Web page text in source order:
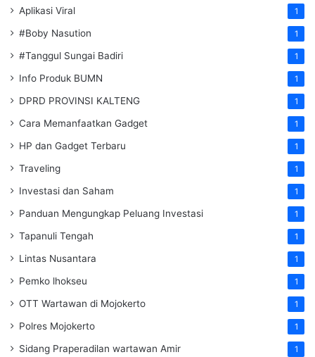
Aplikasi Viral 1
#Boby Nasution 1
#Tanggul Sungai Badiri 1
Info Produk BUMN 1
DPRD PROVINSI KALTENG 1
Cara Memanfaatkan Gadget 1
HP dan Gadget Terbaru 1
Traveling 1
Investasi dan Saham 1
Panduan Mengungkap Peluang Investasi 1
Tapanuli Tengah 1
Lintas Nusantara 1
Pemko lhokseu 1
OTT Wartawan di Mojokerto 1
Polres Mojokerto 1
Sidang Praperadilan wartawan Amir 1